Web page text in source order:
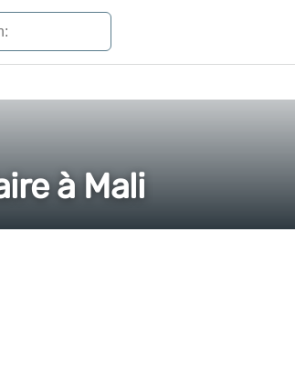
à Mali